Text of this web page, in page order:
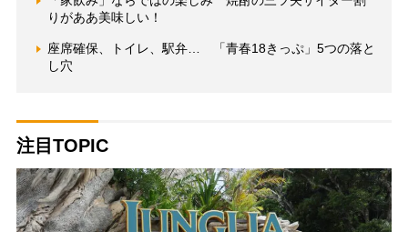
りがああ美味しい！
座席確保、トイレ、駅弁… 「青春18きっぷ」5つの落と
し穴
注目TOPIC